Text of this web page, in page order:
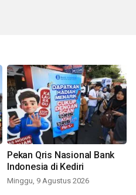
Pekan Qris Nasional Bank
Indonesia di Kediri
Minggu, 9 Agustus 2026